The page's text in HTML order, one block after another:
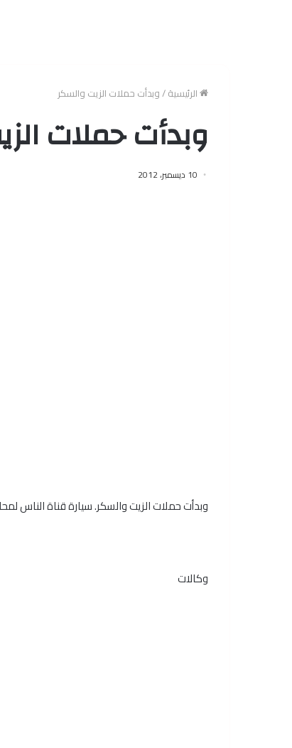
الرئيسية/وبدأت حملات الزيت والسكر
وبدأت حملات
10 ديسمبر، 2012
وبدأت حملات الزيت والسكر. سيارة قناة الناس
وكالات